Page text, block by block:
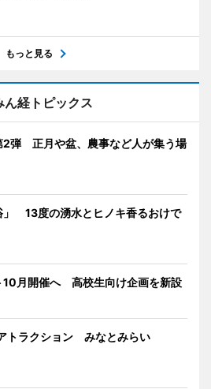
もっと見る
ん経トピックス
2弾 正月や盆、農事など人が集う場
」 13度の湧水とヒノキ香るおけで
10月開催へ 高校生向け企画を新設
トラクション みなとみらい